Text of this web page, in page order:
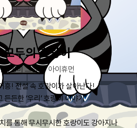
모두의 호랑이
최명미 그림
아이휴먼
흥! 전설 속 호랑이가 살아난다!
든든한 ‘우리’ 호랑이 이야기
를 통해 무시무시한 호랑이도 강아지나